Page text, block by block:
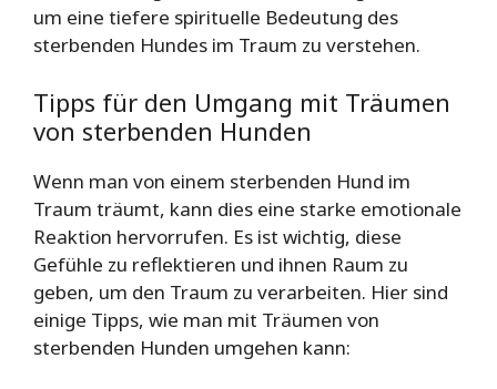
um eine tiefere spirituelle Bedeutung des
sterbenden Hundes im Traum zu verstehen.
Tipps für den Umgang mit Träumen
von sterbenden Hunden
Wenn man von einem sterbenden Hund im
Traum träumt, kann dies eine starke emotionale
Reaktion hervorrufen. Es ist wichtig, diese
Gefühle zu reflektieren und ihnen Raum zu
geben, um den Traum zu verarbeiten. Hier sind
einige Tipps, wie man mit Träumen von
sterbenden Hunden umgehen kann: